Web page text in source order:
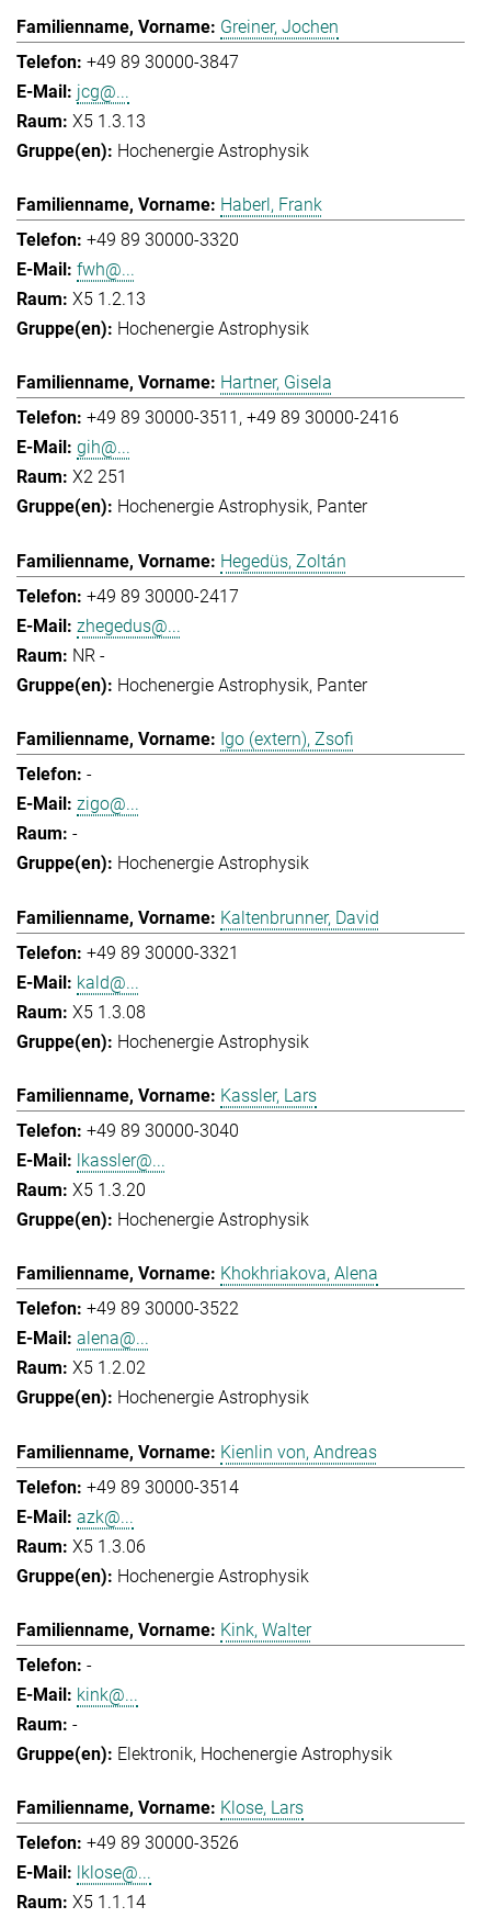
Greiner, Jochen
+49 89 30000-3847
jcg@...
X5 1.3.13
Hochenergie Astrophysik
Haberl, Frank
+49 89 30000-3320
fwh@...
X5 1.2.13
Hochenergie Astrophysik
Hartner, Gisela
+49 89 30000-3511 +49 89 30000-2416
gih@...
X2 251
Hochenergie Astrophysik Panter
Hegedüs, Zoltán
+49 89 30000-2417
zhegedus@...
NR -
Hochenergie Astrophysik Panter
Igo (extern), Zsofi
-
zigo@...
-
Hochenergie Astrophysik
Kaltenbrunner, David
+49 89 30000-3321
kald@...
X5 1.3.08
Hochenergie Astrophysik
Kassler, Lars
+49 89 30000-3040
lkassler@...
X5 1.3.20
Hochenergie Astrophysik
Khokhriakova, Alena
+49 89 30000-3522
alena@...
X5 1.2.02
Hochenergie Astrophysik
Kienlin von, Andreas
+49 89 30000-3514
azk@...
X5 1.3.06
Hochenergie Astrophysik
Kink, Walter
-
kink@...
-
Elektronik Hochenergie Astrophysik
Klose, Lars
+49 89 30000-3526
lklose@...
X5 1.1.14